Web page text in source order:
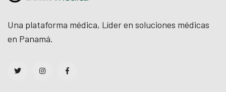
Una plataforma médica, Líder en soluciones médicas
en Panamá.